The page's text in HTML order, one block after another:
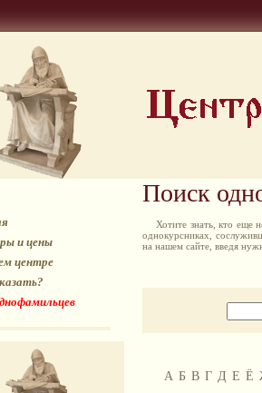
и цены
центре
Поиск
Хотите знать, кто еще
однокурсниках,
на нашем сайте, введя
А Б В Г Д Е Ё